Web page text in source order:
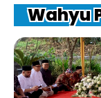
Wahyu